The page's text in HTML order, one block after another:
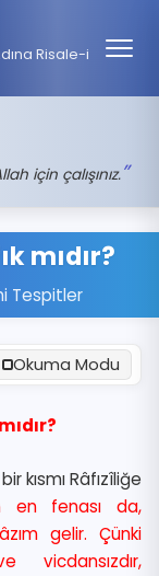
Risale-i
için çalışınız.
mıdır?
Tespitler
Okuma Modu
kısmı Râfızîliğe
en fenası da,
gelir. Çünki
vicdansızdır,